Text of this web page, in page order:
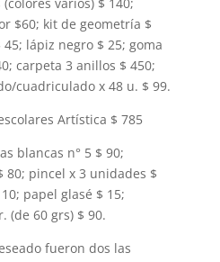
$60; kit de geometría $
lápiz negro $ 25; goma
carpeta 3 anillos $ 450;
cuadriculado x 48 u. $ 99.
Artística $ 785
blancas n° 5 $ 90;
80; pincel x 3 unidades $
papel glasé $ 15;
(de 60 grs) $ 90.
fueron dos las